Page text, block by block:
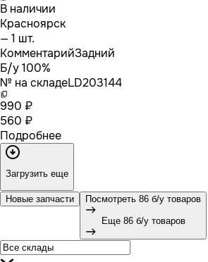
В наличии
Красноярск
— 1 шт.
КомментарийЗадний
Б/у 100%
№ на складеLD203144
990 ₽
560 ₽
Подробнее
Загрузить еще
Новые запчасти Посмотреть 86 б/у товаров
Еще 86 б/у товаров